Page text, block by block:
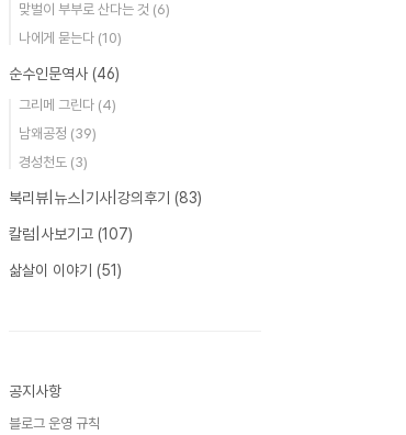
맞벌이 부부로 산다는 것 (6)
나에게 묻는다 (10)
순수인문역사 (46)
그리메 그린다 (4)
남왜공정 (39)
경성천도 (3)
북리뷰|뉴스|기사|강의후기 (83)
칼럼|사보기고 (107)
삶살이 이야기 (51)
공지사항
블로그 운영 규칙